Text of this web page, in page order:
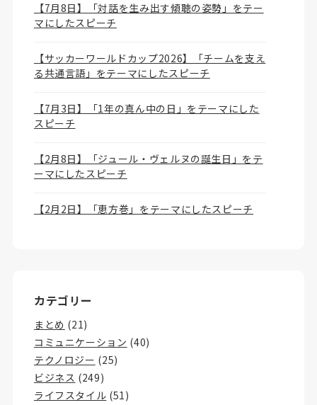
【7月8日】「対話を生み出す傾聴の姿勢」をテー
マにしたスピーチ
【サッカーワールドカップ2026】「チームを支え
る共通言語」をテーマにしたスピーチ
【7月3日】「1年の真ん中の日」をテーマにした
スピーチ
【2月8日】「ジュール・ヴェルヌの誕生日」をテ
ーマにしたスピーチ
【2月2日】「恵方巻」をテーマにしたスピーチ
カテゴリー
まとめ (21)
コミュニケーション (40)
テクノロジー (25)
ビジネス (249)
ライフスタイル (51)